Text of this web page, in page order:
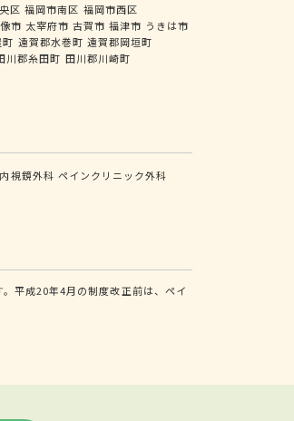
区 福岡市南区 福岡市西区
市 太宰府市 古賀市 福津市 うきは市
遠賀郡水巻町 遠賀郡岡垣町
川郡糸田町 田川郡川崎町
内視鏡外科 ペインクリニック外科
平成20年4月の制度改正前は、ペイ